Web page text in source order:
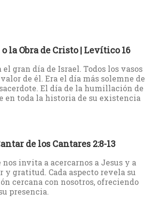
la Obra de Cristo | Levítico 16
gran día de Israel. Todos los vasos
de él. Era el día más solemne de
El día de la humillación de
en toda la historia de su existencia
de los Cantares 2:8-13
invita a acercarnos a Jesus y a
y gratitud. Cada aspecto revela su
cercana con nosotros, ofreciendo
presencia.